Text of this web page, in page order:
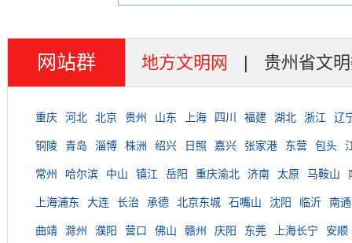
网站群 地方文明网 | 贵州省文
重庆 河北 北京 贵州 山东 上海 四川 福建 湖北 浙江 辽
铜陵 青岛 淄博 株洲 绍兴 日照 嘉兴 张家港 东营 包头
常州 哈尔滨 中山 镇江 岳阳 重庆渝北 济南 太原 马鞍山
上海浦东 大连 长治 承德 北京东城 石嘴山 沈阳 临沂 南通
曲靖 滁州 濮阳 营口 佛山 赣州 庆阳 东莞 上海长宁 安顺